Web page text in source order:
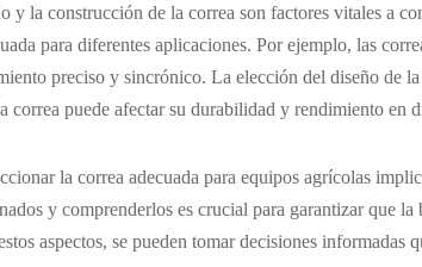
y la construcción de la correa son factores vitales a
para diferentes aplicaciones. Por ejemplo, las
preciso y sincrónico. La elección del diseño de
correa puede afectar su durabilidad y rendimiento en
la correa adecuada para equipos agrícolas
y comprenderlos es crucial para garantizar que
aspectos, se pueden tomar decisiones